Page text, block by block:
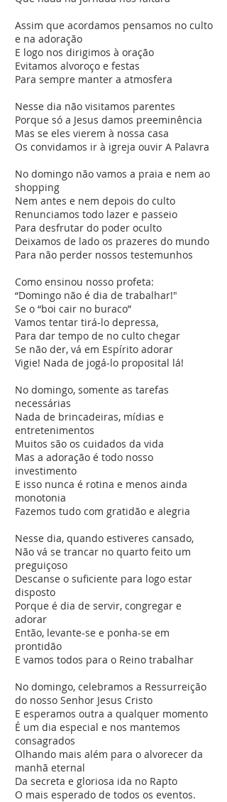
Assim que acordamos pensamos no culto
e na adoração
E logo nos dirigimos à oração
Evitamos alvoroço e festas
Para sempre manter a atmosfera
Nesse dia não visitamos parentes
Porque só a Jesus damos preeminência
Mas se eles vierem à nossa casa
Os convidamos ir à igreja ouvir A Palavra
No domingo não vamos a praia e nem ao
shopping
Nem antes e nem depois do culto
Renunciamos todo lazer e passeio
Para desfrutar do poder oculto
Deixamos de lado os prazeres do mundo
Para não perder nossos testemunhos
Como ensinou nosso profeta:
“Domingo não é dia de trabalhar!"
Se o “boi cair no buraco”
Vamos tentar tirá-lo depressa,
Para dar tempo de no culto chegar
Se não der, vá em Espírito adorar
Vigie! Nada de jogá-lo proposital lá!
No domingo, somente as tarefas
necessárias
Nada de brincadeiras, mídias e
entretenimentos
Muitos são os cuidados da vida
Mas a adoração é todo nosso
investimento
E isso nunca é rotina e menos ainda
monotonia
Fazemos tudo com gratidão e alegria
Nesse dia, quando estiveres cansado,
Não vá se trancar no quarto feito um
preguiçoso
Descanse o suficiente para logo estar
disposto
Porque é dia de servir, congregar e
adorar
Então, levante-se e ponha-se em
prontidão
E vamos todos para o Reino trabalhar
No domingo, celebramos a Ressurreição
do nosso Senhor Jesus Cristo
E esperamos outra a qualquer momento
É um dia especial e nos mantemos
consagrados
Olhando mais além para o alvorecer da
manhã eternal
Da secreta e gloriosa ida no Rapto
O mais esperado de todos os eventos.